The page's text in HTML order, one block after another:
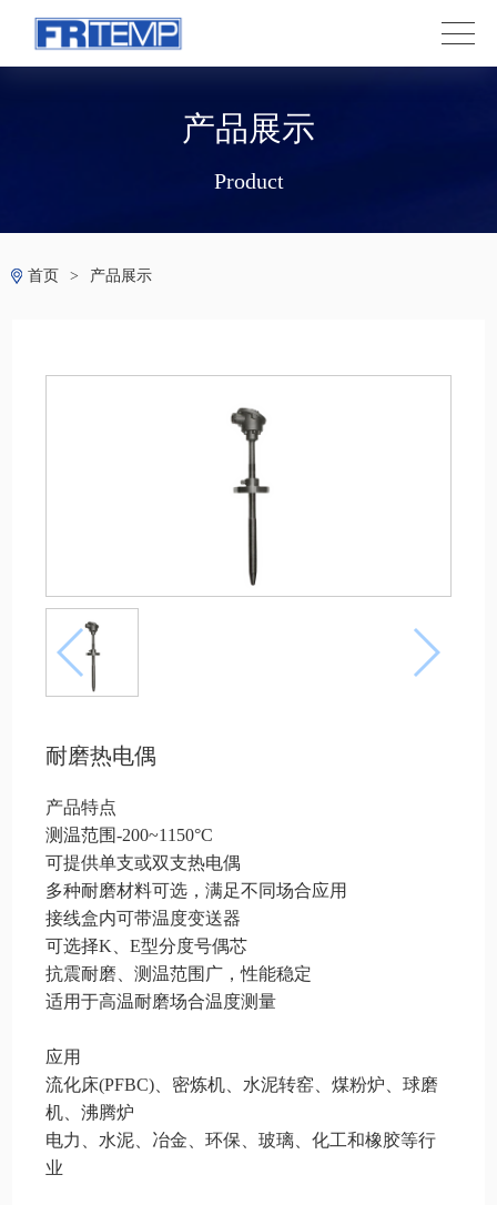
产品展示
Product
首页 > 产品展示
耐磨热电偶
产品特点
测温范围-200~1150°C
可提供单支或双支热电偶
多种耐磨材料可选，满足不同场合应用
接线盒内可带温度变送器
可选择K、E型分度号偶芯
抗震耐磨、测温范围广，性能稳定
适用于高温耐磨场合温度测量
应用
流化床(PFBC)、密炼机、水泥转窑、煤粉炉、球磨
机、沸腾炉
电力、水泥、冶金、环保、玻璃、化工和橡胶等行
业